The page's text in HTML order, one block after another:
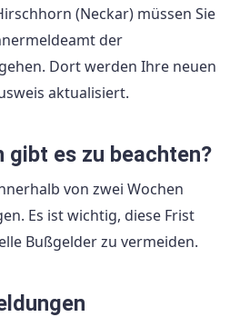
(Neckar) müssen Sie
der
Dort werden Ihre neuen
aktualisiert.
gibt es zu beachten?
von zwei Wochen
Es ist wichtig, diese Frist
Bußgelder zu vermeiden.